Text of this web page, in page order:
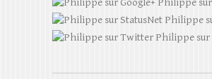
Philippe sur
Philippe
Philippe